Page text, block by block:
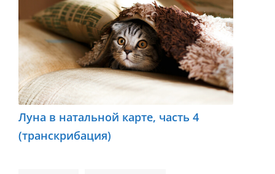
Луна в натальной карте, часть 4
(транскрибация)